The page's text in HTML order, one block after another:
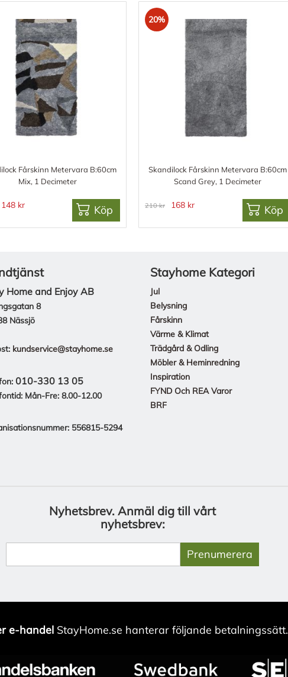
Fårskinn Metervara B:60cm
Mix, 1 Decimeter
148 kr Köp
20%
Skandilock Fårskinn Metervara B:60cm
Scand Grey, 1 Decimeter
210 kr 168 kr Köp
Home and Enjoy AB
8
Nässjö
kundservice@stayhome.se
010-330 13 05
Mån-Fre: 8.00-12.00
556815-5294
Stayhome Kategori
Jul
Belysning
Fårskinn
Värme & Klimat
Trädgård & Odling
Möbler & Heminredning
Inspiration
FYND Och REA Varor
BRF
Nyhetsbrev. Anmäl dig till vårt
nyhetsbrev:
Prenumerera
e-handelStayHome.se hanterar följande betalningssätt.